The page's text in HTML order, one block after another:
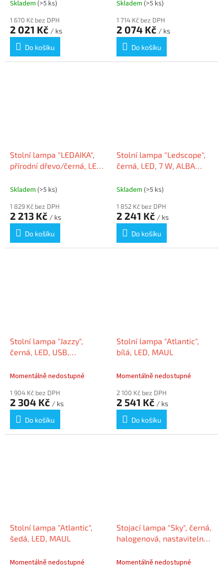
Skladem (>5 ks)
1 670 Kč bez DPH
2 021 Kč / ks
Do košíku
Skladem (>5 ks)
1 714 Kč bez DPH
2 074 Kč / ks
Do košíku
Stolní lampa "LEDAIKA",
přírodní dřevo/černá, LED,
Skladem (>5 ks)
1 829 Kč bez DPH
2 213 Kč / ks
Do košíku
Stolní lampa "Ledscope",
černá, LED, 7 W, ALBA
Skladem (>5 ks)
1 852 Kč bez DPH
2 241 Kč / ks
Do košíku
Stolní lampa "Jazzy",
černá, LED, USB,
8201890
Momentálně nedostupné
1 904 Kč bez DPH
2 304 Kč / ks
Do košíku
Stolní lampa "Atlantic",
bílá, LED, MAUL
Momentálně nedostupné
2 100 Kč bez DPH
2 541 Kč / ks
Do košíku
Stolní lampa "Atlantic",
šedá, LED, MAUL
Momentálně nedostupné
Stojací lampa "Sky", černá,
halogenová, nastavitelná,
Momentálně nedostupné